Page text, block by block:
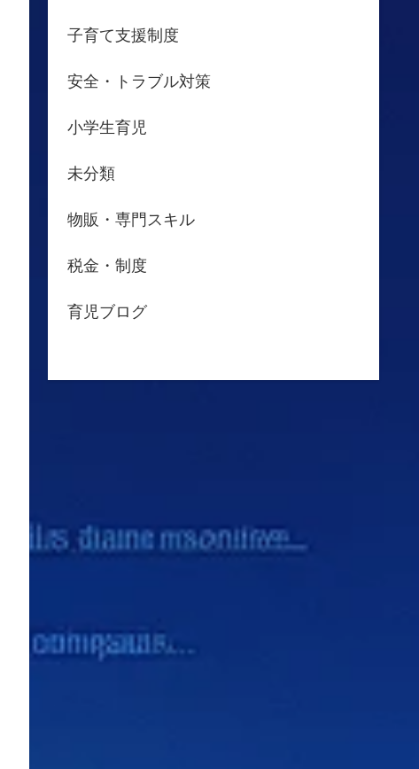
子育て支援制度
安全・トラブル対策
小学生育児
未分類
物販・専門スキル
税金・制度
育児ブログ